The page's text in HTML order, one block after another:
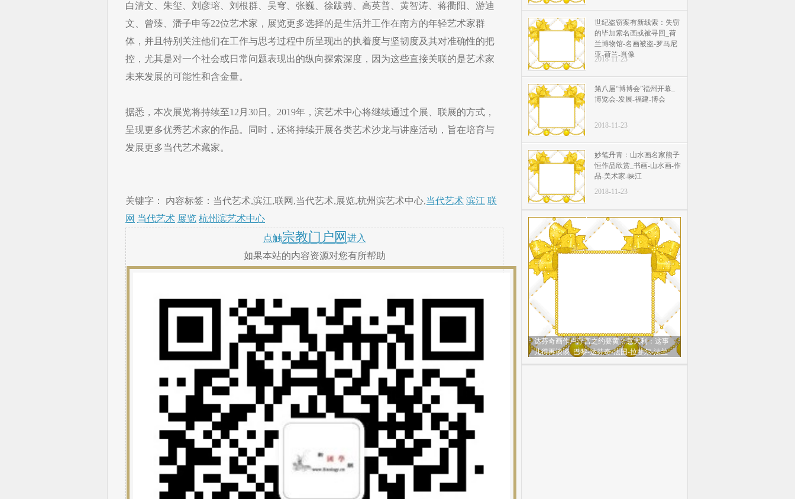
白清文、朱玺、刘彦瑢、刘根群、吴穹、张巍、徐跋骋、高英普、黄智涛、蒋衢阳、游迪
文、曾臻、潘子申等22位艺术家，展览更多选择的是生活并工作在南方的年轻艺术家群
体，并且特别关注他们在工作与思考过程中所呈现出的执着度与坚韧度及其对准确性的把
控，尤其是对一个社会或日常问题表现出的纵向探索深度，因为这些直接关联的是艺术家
未来发展的可能性和含金量。
据悉，本次展览将持续至12月30日。2019年，滨艺术中心将继续通过个展、联展的方式，
呈现更多优秀艺术家的作品。同时，还将持续开展各类艺术沙龙与讲座活动，旨在培育与
发展更多当代艺术藏家。
关键字： 内容标签：当代艺术,滨江,联网,当代艺术,展览,杭州滨艺术中心,当代艺术 滨江 联
网 当代艺术 展览 杭州滨艺术中心
点触宗教门户网 进入
如果本站的内容资源对您有所帮助
世纪盗窃案有新线索：失窃
的毕加索名画或被寻回_荷
兰博物馆-名画被盗-罗马尼
亚-荷兰-肖像
2018-11-23
第八届“博博会”福州开幕_
博览会-发展-福建-博会
2018-11-23
妙笔丹青：山水画名家熊子
恒作品欣赏_书画-山水画-作
品-美术家-峡江
2018-11-23
达芬奇画作卢浮宫之约要黄？意大利：这事
儿得再谈谈_巴黎-达芬奇-法国-拉斐尔-法兰